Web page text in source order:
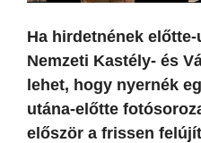
Ha hirdetnének
Nemzeti Kastély- és
lehet, hogy nyernék
utána-előtte
először a frissen